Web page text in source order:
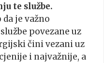
te službe.
da je važno
povezane uz
čini vezani uz
i najvažnije, a